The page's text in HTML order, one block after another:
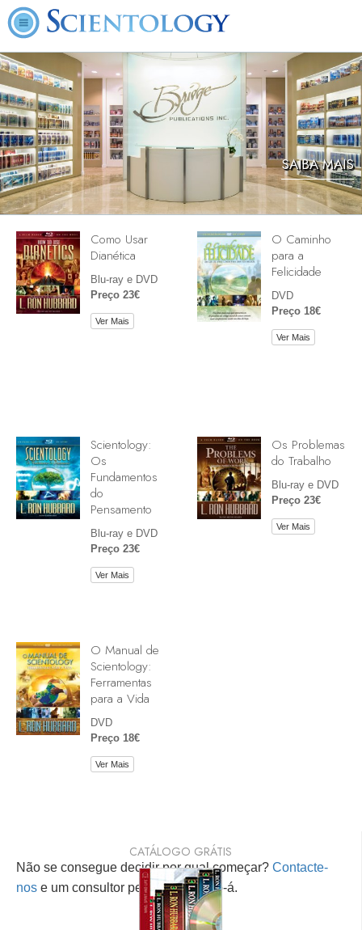
SAIBA MAIS
Como Usar
Dianética
Blu-ray e DVD
Preço 23€
Ver Mais
O Caminho
para a
Felicidade
DVD
Preço 18€
Ver Mais
Scientology:
Os
Fundamentos
do
Pensamento
Blu-ray e DVD
Preço 23€
Ver Mais
Os Problemas
do Trabalho
Blu-ray e DVD
Preço 23€
Ver Mais
O Manual de
Scientology:
Ferramentas
para a Vida
DVD
Preço 18€
Ver Mais
Não se consegue decidir por qual começar? Contacte-
nos e um consultor pessoal ajudá-lo-á.
CATÁLOGO GRÁTIS